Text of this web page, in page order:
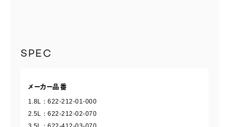
SPEC
メーカー品番
1.8L：622-212-01-000
2.5L：622-212-02-070